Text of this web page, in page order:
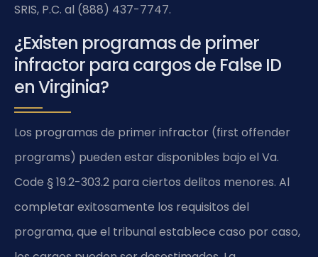
SRIS, P.C. al (888) 437-7747.
¿Existen programas de primer
infractor para cargos de False ID
en Virginia?
Los programas de primer infractor (first offender
programs) pueden estar disponibles bajo el Va.
Code § 19.2-303.2 para ciertos delitos menores. Al
completar exitosamente los requisitos del
programa, que el tribunal establece caso por caso,